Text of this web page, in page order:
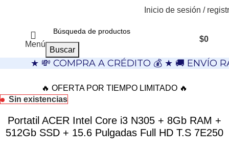
Inicio de sesión /
Menú
Buscar
$0
★ 💸 COMPRA A CRÉDITO 💰 ★ 🚚 ENVÍO
🔥 OFERTA POR TIEMPO LIMITADO 🔥
Sin existencias
Portatil ACER Intel Core i3 N305 + 8Gb RAM +
512Gb SSD + 15.6 Pulgadas Full HD T.S 7E250